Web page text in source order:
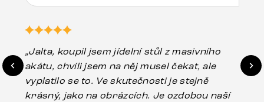
„Jalta, koupil jsem jídelní stůl z masivního
akátu, chvíli jsem na něj musel čekat, ale
vyplatilo se to. Ve skutečnosti je stejně
krásný, jako na obrázcích. Je ozdobou naší